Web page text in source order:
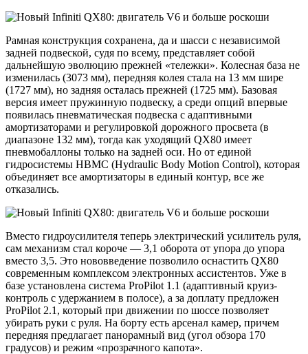
Рамная конструкция сохранена, да и шасси с независимой
задней подвеской, судя по всему, представляет собой
дальнейшую эволюцию прежней «тележки». Колесная база не
изменилась (3073 мм), передняя колея стала на 13 мм шире
(1727 мм), но задняя осталась прежней (1725 мм). Базовая
версия имеет пружинную подвеску, а среди опций впервые
появилась пневматическая подвеска с адаптивными
амортизаторами и регулировкой дорожного просвета (в
диапазоне 132 мм), тогда как уходящий QX80 имеет
пневмобаллоны только на задней оси. Но от единой
гидросистемы HBMC (Hydraulic Body Motion Control), которая
объединяет все амортизаторы в единый контур, все же
отказались.
Вместо гидроусилителя теперь электрический усилитель руля,
сам механизм стал короче — 3,1 оборота от упора до упора
вместо 3,5. Это нововведение позволило оснастить QX80
современным комплексом электронных ассистентов. Уже в
базе установлена система ProPilot 1.1 (адаптивный круиз-
контроль с удержанием в полосе), а за доплату предложен
ProPilot 2.1, который при движении по шоссе позволяет
убирать руки с руля. На борту есть арсенал камер, причем
передняя предлагает панорамный вид (угол обзора 170
градусов) и режим «прозрачного капота».